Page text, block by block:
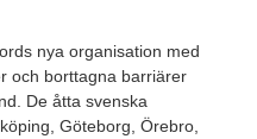
nya organisation med
och borttagna barriärer
De åtta svenska
Göteborg, Örebro,